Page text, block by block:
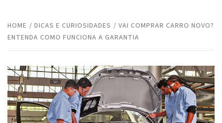
HOME DICAS E CURIOSIDADES
VAI COMPRAR CARRO NOVO?
ENTENDA COMO FUNCIONA A GARANTIA